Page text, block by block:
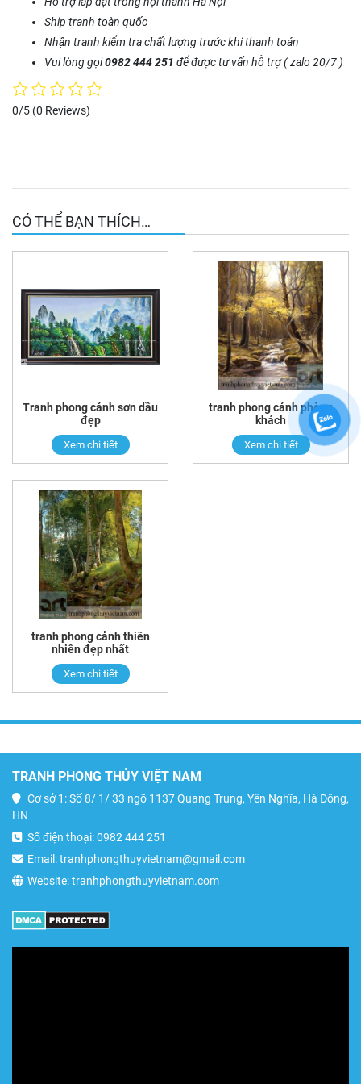
Ship tranh toàn quốc
Nhận tranh kiểm tra chất lượng trước khi thanh toán
Vui lòng gọi0982 444 251 để được tư vấn hỗ trợ ( zalo 20/7 )
0/5 (0 Reviews)
CÓ THỂ BẠN THÍCH…
Tranh phong cảnh sơn dầu
đẹp
Xem chi tiết
tranh phong cảnh phòng
khách
Xem chi tiết
tranh phong cảnh thiên
nhiên đẹp nhất
Xem chi tiết
TRANH PHONG THỦY VIỆT NAM
Cơ sở 1: Số 8/ 1/ 33 ngõ 1137 Quang Trung, Yên Nghĩa, Hà Đông,
HN
Số điện thoại: 0982 444 251
Email: tranhphongthuyvietnam@gmail.com
Website: tranhphongthuyvietnam.com